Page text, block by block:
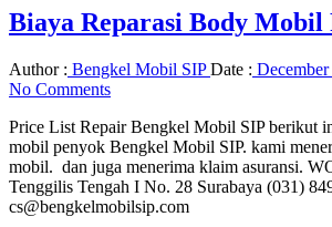
Biaya Reparasi Body Mobil
Author : Bengkel Mobil SIPDate :
No Comments
Price List Repair Bengkel Mobil SIP berikut
mobil penyok Bengkel Mobil SIP. kami
mobil. dan juga menerima klaim asuransi.
Tenggilis Tengah I No. 28 Surabaya (031)
cs@bengkelmobilsip.com